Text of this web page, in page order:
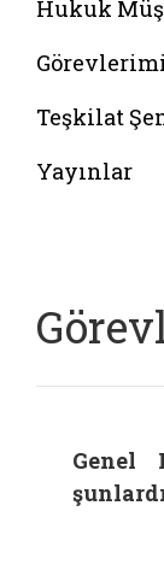
Hukuk
Teşkilat
Yayınlar
Genel